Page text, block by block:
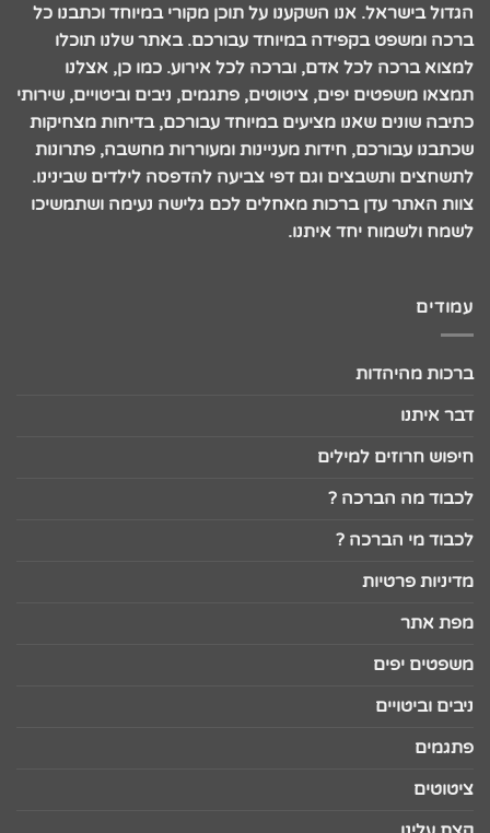
הגדול בישראל. אנו השקענו על תוכן מקורי במיוחד וכתבנו כל
ברכה ומשפט בקפידה במיוחד עבורכם. באתר שלנו תוכלו
למצוא ברכה לכל אדם, וברכה לכל אירוע. כמו כן, אצלנו
תמצאו משפטים יפים, ציטוטים, פתגמים, ניבים וביטויים, שירותי
כתיבה שונים שאנו מציעים במיוחד עבורכם, בדיחות מצחיקות
שכתבנו עבורכם, חידות מעניינות ומעוררות מחשבה, פתרונות
לתשחצים ותשבצים וגם דפי צביעה להדפסה לילדים שבינינו.
צוות האתר עדן ברכות מאחלים לכם גלישה נעימה ושתמשיכו
לשמח ולשמוח יחד איתנו.
עמודים
ברכות מהיהדות
דבר איתנו
חיפוש חרוזים למילים
לכבוד מה הברכה ?
לכבוד מי הברכה ?
מדיניות פרטיות
מפת אתר
משפטים יפים
ניבים וביטויים
פתגמים
ציטוטים